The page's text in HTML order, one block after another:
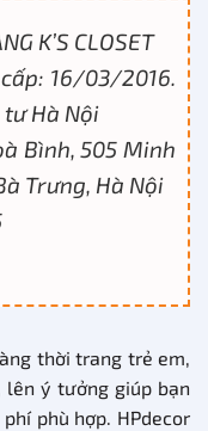
K’S CLOSET
16/03/2016.
tư Hà Nội
Bình, 505 Minh
Trưng, Hà Nội
thời trang trẻ em,
lên ý tưởng giúp bạn
phù hợp. HPdecor